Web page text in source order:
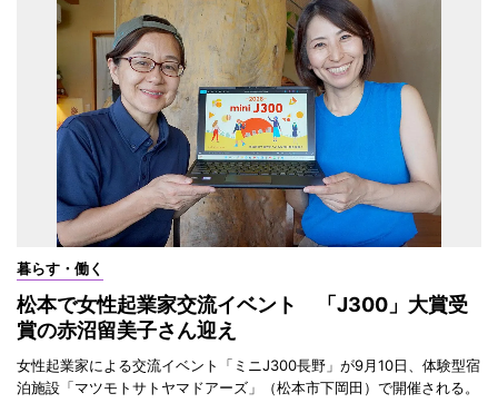
暮らす・働く
松本で女性起業家交流イベント 「J300」大賞受
賞の赤沼留美子さん迎え
女性起業家による交流イベント「ミニJ300長野」が9月10日、体験型宿
泊施設「マツモトサトヤマドアーズ」（松本市下岡田）で開催される。